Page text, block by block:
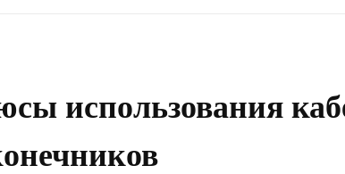
использования